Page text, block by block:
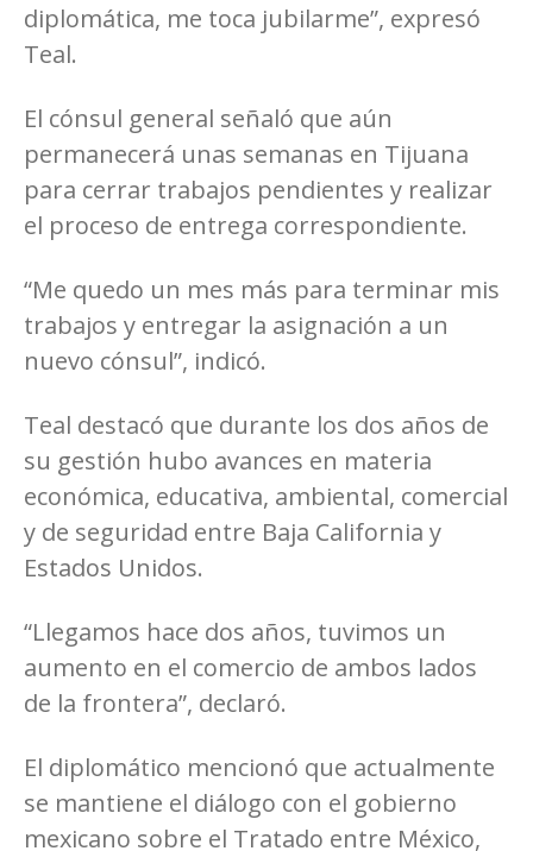
diplomática, me toca jubilarme”, expresó
Teal.
El cónsul general señaló que aún
permanecerá unas semanas en Tijuana
para cerrar trabajos pendientes y realizar
el proceso de entrega correspondiente.
“Me quedo un mes más para terminar mis
trabajos y entregar la asignación a un
nuevo cónsul”, indicó.
Teal destacó que durante los dos años de
su gestión hubo avances en materia
económica, educativa, ambiental, comercial
y de seguridad entre Baja California y
Estados Unidos.
“Llegamos hace dos años, tuvimos un
aumento en el comercio de ambos lados
de la frontera”, declaró.
El diplomático mencionó que actualmente
se mantiene el diálogo con el gobierno
mexicano sobre el Tratado entre México,